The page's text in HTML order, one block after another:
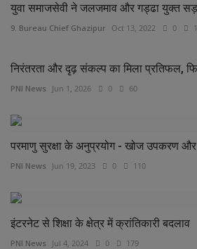
युवा समाजसेवी ने जलजमाव और गड्ढा युक्त
9. Bureau Chief Ghazipur Oct 13, 2022 0
निरंतरता और दृढ़ संकल्प का मिला प्रतिफल,
PNI News Jun 1, 2026 0 60
परमाणु सुरक्षा के अनुप्रयोग - खोज उपकरण और
PNI News Jun 19, 2023 0 110
इंटरनेट से शिक्षा के क्षेत्र में क्रांतिकारी बदलाव
PNI News Jul 4, 2024 0 179